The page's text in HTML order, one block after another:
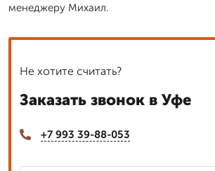
менеджеру Михаил.
Не хотите считать?
Заказать звонок в Уфе
+7 993 39-88-053